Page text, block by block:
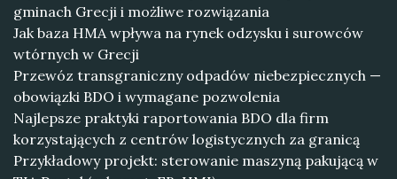
gminach Grecji i możliwe rozwiązania
Jak baza HMA wpływa na rynek odzysku i surowców
wtórnych w Grecji
Przewóz transgraniczny odpadów niebezpiecznych —
obowiązki BDO i wymagane pozwolenia
Najlepsze praktyki raportowania BDO dla firm
korzystających z centrów logistycznych za granicą
Przykładowy projekt: sterowanie maszyną pakującą w